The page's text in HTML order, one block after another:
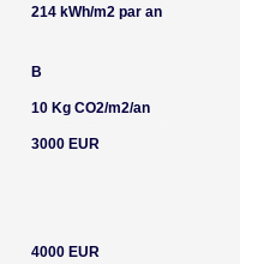
214 kWh/m2 par an
B
10 Kg CO2/m2/an
3000 EUR
4000 EUR